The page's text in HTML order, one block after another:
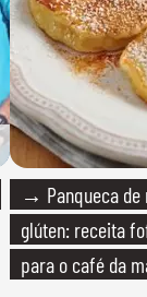
→ Panqueca de
glúten: receita
para o café da